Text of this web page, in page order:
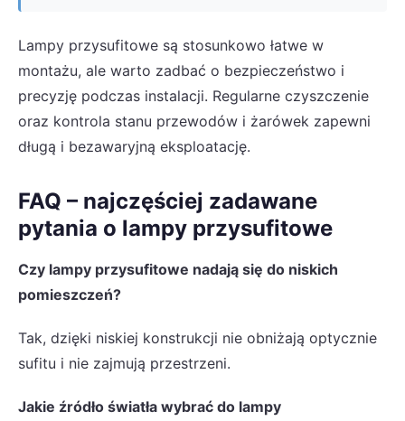
Lampy przysufitowe są stosunkowo łatwe w
montażu, ale warto zadbać o bezpieczeństwo i
precyzję podczas instalacji. Regularne czyszczenie
oraz kontrola stanu przewodów i żarówek zapewni
długą i bezawaryjną eksploatację.
FAQ – najczęściej zadawane
pytania o lampy przysufitowe
Czy lampy przysufitowe nadają się do niskich
pomieszczeń?
Tak, dzięki niskiej konstrukcji nie obniżają optycznie
sufitu i nie zajmują przestrzeni.
Jakie źródło światła wybrać do lampy